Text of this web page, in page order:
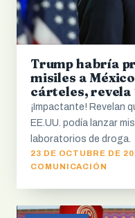
Trump habría
misiles a
cárteles, revela
¡Impactante! Revelan
EE.UU. podía lanzar
laboratorios de droga.
23 DE OCTUBRE DE
COMUNICACIÓN